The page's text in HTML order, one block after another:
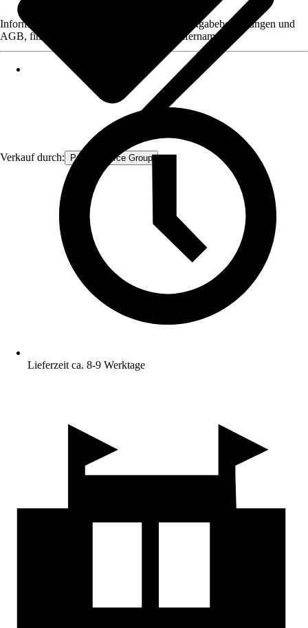
Verkauf durch: Procommerce Group
Informationen des Verkäufers, wie z. B. Rückgabebedingungen und
AGB, finden Sie bei Klick auf den Verkäufernamen.
Lieferzeit ca. 8-9 Werktage